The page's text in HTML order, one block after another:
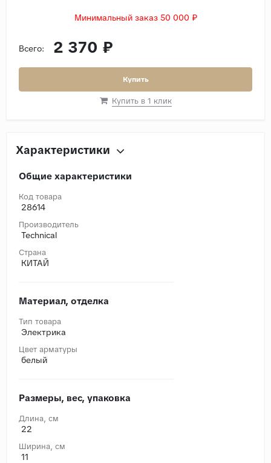
Минимальный заказ 50 000 ₽
Всего: 2 370 ₽
Купить
Купить в 1 клик
Характеристики
Общие характеристики
Код товара
28614
Производитель
Technical
Страна
КИТАЙ
Материал, отделка
Тип товара
Электрика
Цвет арматуры
белый
Размеры, вес, упаковка
Длина, cм
22
Ширина, cм
11